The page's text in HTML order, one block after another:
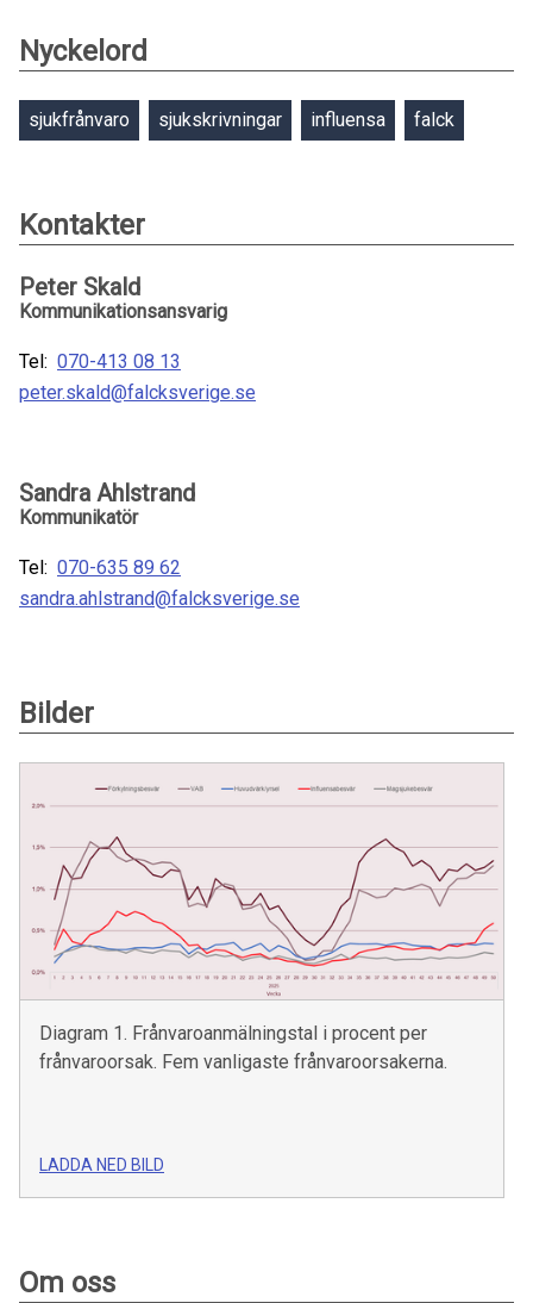
Nyckelord
sjukfrånvaro sjukskrivningar influensa falck
Kontakter
Peter Skald
Kommunikationsansvarig
Tel: 070-413 08 13
peter.skald@falcksverige.se
Sandra Ahlstrand
Kommunikatör
Tel: 070-635 89 62
sandra.ahlstrand@falcksverige.se
Bilder
Diagram 1. Frånvaroanmälningstal i procent per
frånvaroorsak. Fem vanligaste frånvaroorsakerna.
LADDA NED BILD
Om oss